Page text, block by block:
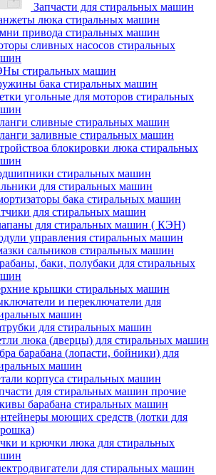
Запчасти для стиральных машин
люка стиральных машин
привода стиральных машин
сливных насосов стиральных
стиральных машин
бака стиральных машин
угольные для моторов стиральных
сливные стиральных машин
заливные стиральных машин
блокировки люка стиральных
стиральных машин
для стиральных машин
бака стиральных машин
для стиральных машин
для стиральных машин ( КЭН)
управления стиральных машин
сальников стиральных машин
баки, полубаки для стиральных
крышки стиральных машин
и переключатели для
машин
для стиральных машин
люка (дверцы) для стиральных машин
барабана (лопасти, бойники) для
машин
корпуса стиральных машин
для стиральных машин прочие
барабана стиральных машин
моющих средств (лотки для
и крючки люка для стиральных
для стиральных машин